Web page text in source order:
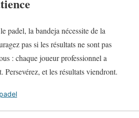
padel, la bandeja nécessite de la
pas si les résultats ne sont pas
: chaque joueur professionnel a
Persevérez, et les résultats viendront.